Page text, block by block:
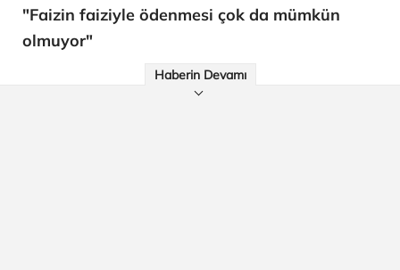
"Faizin faiziyle ödenmesi çok da mümkün
olmuyor"
Haberin Devamı